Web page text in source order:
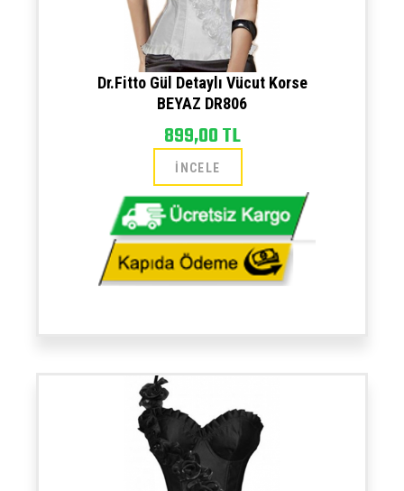
Dr.Fitto Gül Detaylı Vücut Korse
BEYAZ DR806
899,00 TL
İNCELE